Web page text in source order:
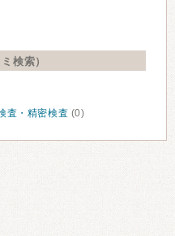
検索）
査・精密検査 (0)